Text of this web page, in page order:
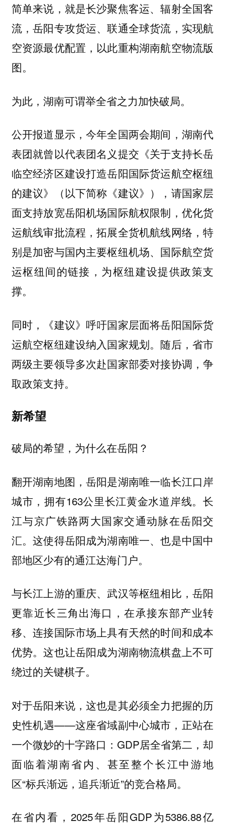
简单来说，就是长沙聚焦客运、辐射全国客
流，岳阳专攻货运、联通全球货流，实现航
空资源最优配置，以此重构湖南航空物流版
图。
为此，湖南可谓举全省之力加快破局。
公开报道显示，今年全国两会期间，湖南代
表团就曾以代表团名义提交《关于支持长岳
临空经济区建设打造岳阳国际货运航空枢纽
的建议》（以下简称《建议》），请国家层
面支持放宽岳阳机场国际航权限制，优化货
运航线审批流程，拓展全货机航线网络，特
别是加密与国内主要枢纽机场、国际航空货
运枢纽间的链接，为枢纽建设提供政策支
撑。
同时，《建议》呼吁国家层面将岳阳国际货
运航空枢纽建设纳入国家规划。随后，省市
两级主要领导多次赴国家部委对接协调，争
取政策支持。
新希望
破局的希望，为什么在岳阳？
翻开湖南地图，岳阳是湖南唯一临长江口岸
城市，拥有163公里长江黄金水道岸线。长
江与京广铁路两大国家交通动脉在岳阳交
汇。这使得岳阳成为湖南唯一、也是中国中
部地区少有的通江达海门户。
与长江上游的重庆、武汉等枢纽相比，岳阳
更靠近长三角出海口，在承接东部产业转
移、连接国际市场上具有天然的时间和成本
优势。这也让岳阳成为湖南物流棋盘上不可
绕过的关键棋子。
对于岳阳来说，这也是其必须全力把握的历
史性机遇——这座省域副中心城市，正站在
一个微妙的十字路口：GDP居全省第二，却
面临着湖南省内、甚至整个长江中游地
区“标兵渐远，追兵渐近”的竞合格局。
在省内看，2025年岳阳GDP为5386.88亿